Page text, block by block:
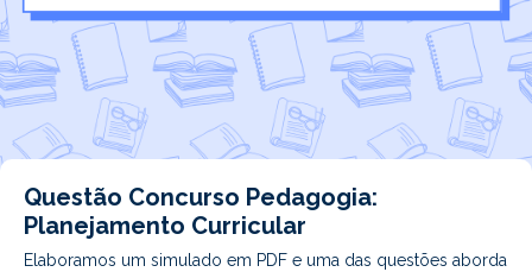
Questão Concurso Pedagogia:
Planejamento Curricular
Elaboramos um simulado em PDF e uma das questões aborda